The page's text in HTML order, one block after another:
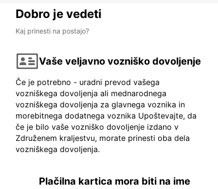
Dobro je vedeti
Kaj prinesti na postajo?
Vaše veljavno vozniško dovoljenje
Če je potrebno - uradni prevod vašega
vozniškega dovoljenja ali mednarodnega
vozniškega dovoljenja za glavnega voznika in
morebitnega dodatnega voznika Upoštevajte, da
če je bilo vaše vozniško dovoljenje izdano v
Združenem kraljestvu, morate prinesti oba dela
vozniškega dovoljenja.
Plačilna kartica mora biti na ime